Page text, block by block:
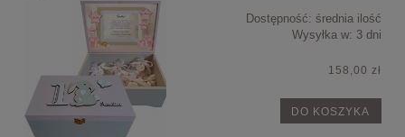
Dostępność: średnia ilość
Wysyłka w: 3 dni
158,00 zł
DO KOSZYKA